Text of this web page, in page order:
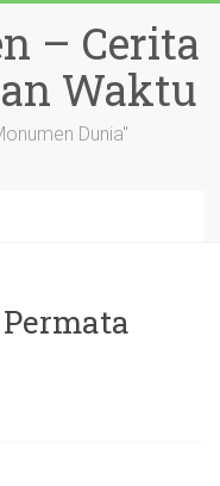
– Cerita
Waktu
Dunia"